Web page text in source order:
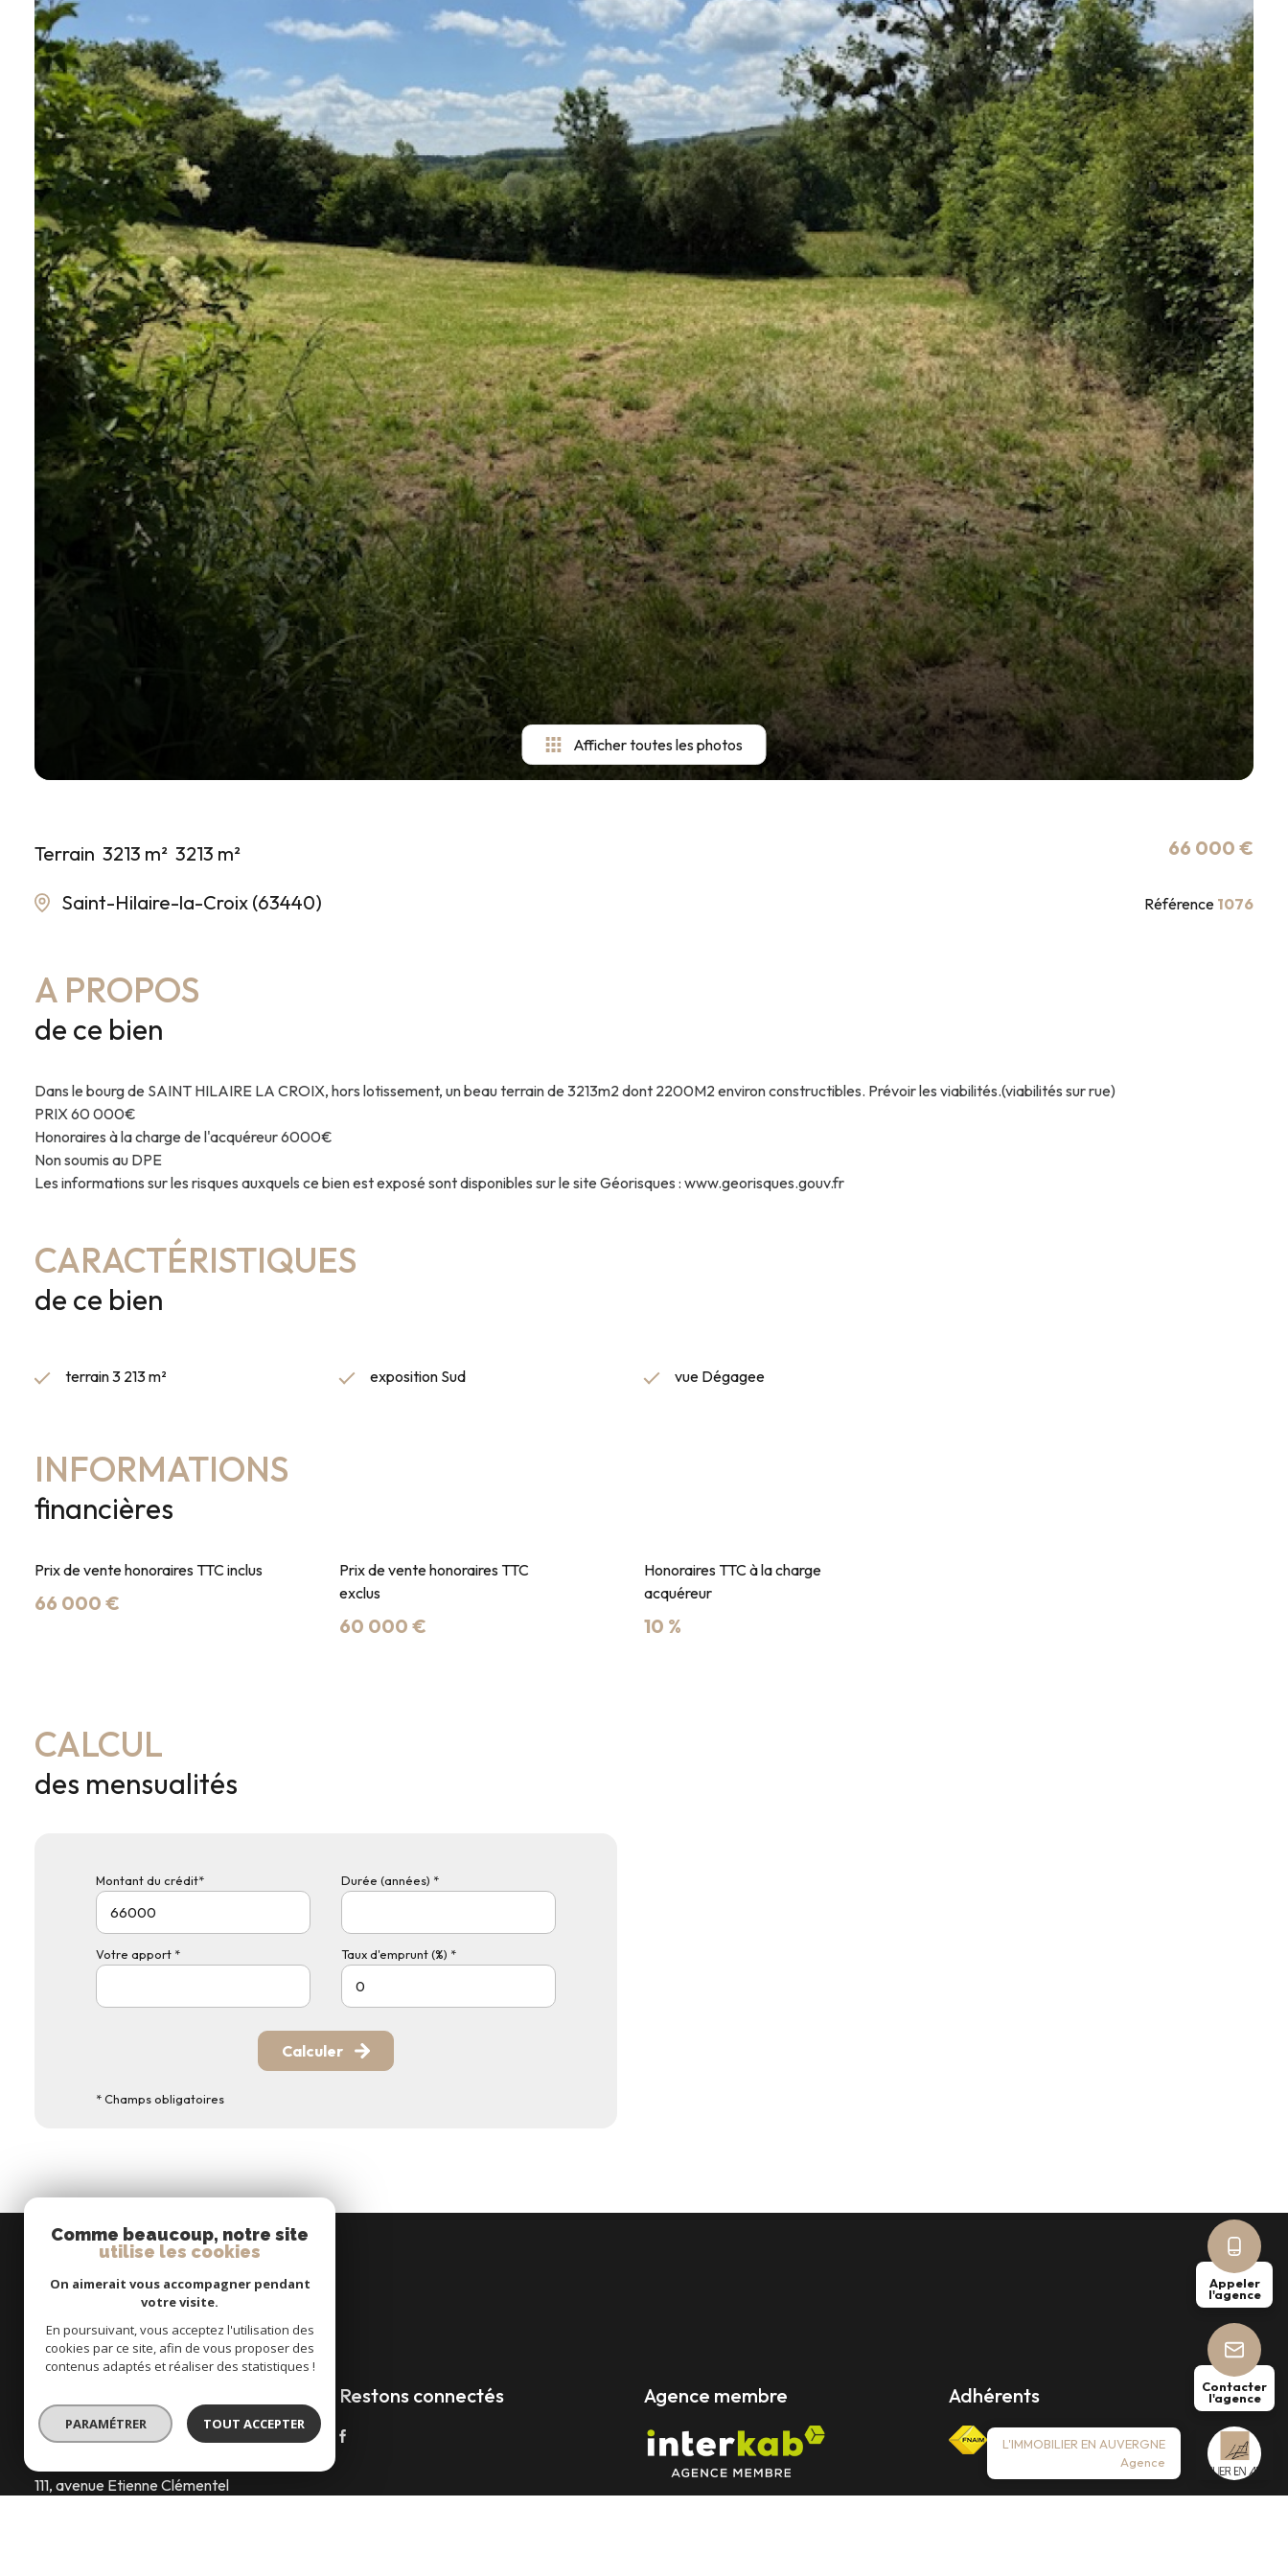
NOS
BIENS
VENDUS
ESTIMER
VOTRE
BIEN
CONTACT
L'IMMOBILIER EN AUVERGNE
Agence
Appeler
l'agence
Contacter
l'agence
Afficher toutes les photos
Terrain 3213 m² 3213 m²
Saint-Hilaire-la-Croix (63440)
66 000 €
Référence 1076
A PROPOS
de ce bien
Dans le bourg de SAINT HILAIRE LA CROIX, hors lotissement, un beau terrain de 3213m2 dont 2200M2 environ constructibles. Prévoir les viabilités.(viabilités sur rue)
PRIX 60 000€
Honoraires à la charge de l'acquéreur 6000€
Non soumis au DPE
Les informations sur les risques auxquels ce bien est exposé sont disponibles sur le site Géorisques : www.georisques.gouv.fr
CARACTÉRISTIQUES
de ce bien
terrain 3 213 m² exposition Sud vue Dégagee
INFORMATIONS
financières
Prix de vente honoraires TTC inclus
66 000 €
Prix de vente honoraires TTC
exclus
60 000 €
Honoraires TTC à la charge
acquéreur
10 %
CALCUL
des mensualités
Montant du crédit* Durée (années) *
Votre apport * Taux d'emprunt (%) *
Calculer
* Champs obligatoires
Léa COTO :06 68 31 19 68
111, avenue Etienne Clémentel
Restons connectés Agence membre Adhérents
Comme beaucoup, notre site
utilise les cookies
On aimerait vous accompagner pendant
votre visite.
En poursuivant, vous acceptez l'utilisation des
cookies par ce site, afin de vous proposer des
contenus adaptés et réaliser des statistiques !
PARAMÉTRER TOUT ACCEPTER